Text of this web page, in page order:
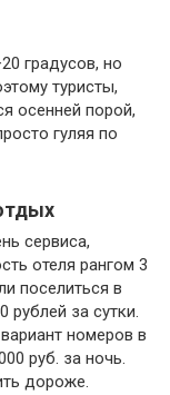
градусов, но
туристы,
осенней порой,
гуляя по
сервиса,
отеля рангом 3
поселиться в
рублей за сутки.
номеров в
руб. за ночь.
дороже.